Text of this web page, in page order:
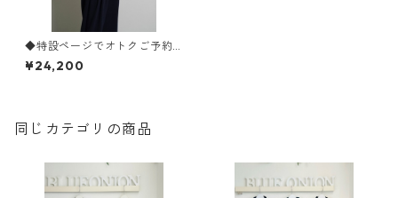
◆特設ページでオトクご予約
◆ 《シアントウキョウ》
マイクロフリースWジャケッ
¥24,200
同じカテゴリの商品